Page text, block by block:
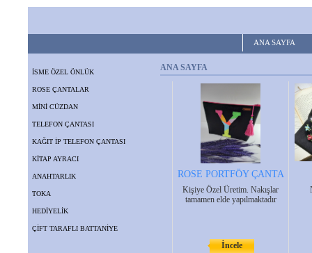
ANA SAYFA
İSME ÖZEL ÖNLÜK
ROSE ÇANTALAR
MİNİ CÜZDAN
TELEFON ÇANTASI
KAĞIT İP TELEFON ÇANTASI
KİTAP AYRACI
ANAHTARLIK
TOKA
HEDİYELİK
ÇİFT TARAFLI BATTANİYE
ANA SAYFA
ROSE PORTFÖY ÇANTA
Kişiye Özel Üretim. Nakışlar
tamamen elde yapılmaktadır
İncele